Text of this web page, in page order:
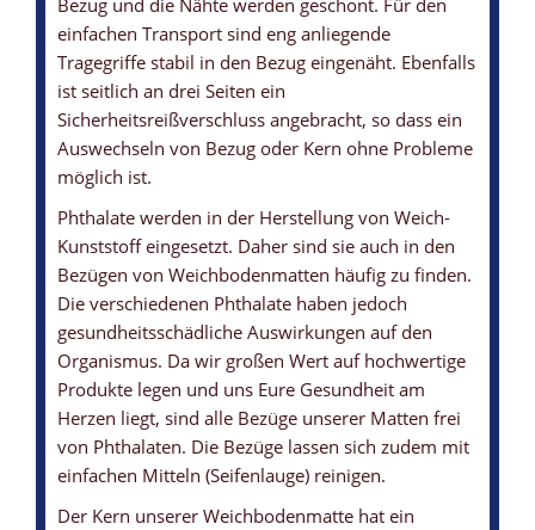
Bezug und die Nähte werden geschont. Für den
einfachen Transport sind eng anliegende
Tragegriffe stabil in den Bezug eingenäht. Ebenfalls
ist seitlich an drei Seiten ein
Sicherheitsreißverschluss angebracht, so dass ein
Auswechseln von Bezug oder Kern ohne Probleme
möglich ist.
Phthalate werden in der Herstellung von Weich-
Kunststoff eingesetzt. Daher sind sie auch in den
Bezügen von Weichbodenmatten häufig zu finden.
Die verschiedenen Phthalate haben jedoch
gesundheitsschädliche Auswirkungen auf den
Organismus. Da wir großen Wert auf hochwertige
Produkte legen und uns Eure Gesundheit am
Herzen liegt, sind alle Bezüge unserer Matten frei
von Phthalaten. Die Bezüge lassen sich zudem mit
einfachen Mitteln (Seifenlauge) reinigen.
Der Kern unserer Weichbodenmatte hat ein